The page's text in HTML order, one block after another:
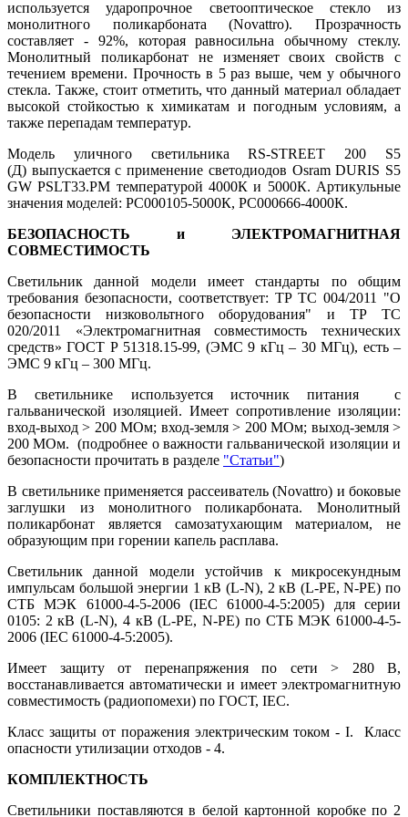
используется ударопрочное светооптическое стекло из
монолитного поликарбоната (Novattro). Прозрачность
составляет - 92%, которая равносильна обычному стеклу.
Монолитный поликарбонат не изменяет своих свойств с
течением времени. Прочность в 5 раз выше, чем у обычного
стекла. Также, стоит отметить, что данный материал обладает
высокой стойкостью к химикатам и погодным условиям, а
также перепадам температур.
Модель уличного светильника RS-STREET 200 S5
(Д) выпускается с применение светодиодов Osram DURIS S5
GW PSLT33.PM температурой 4000К и 5000К. Артикульные
значения моделей: РС000105-5000К, РС000666-4000К.
БЕЗОПАСНОСТЬ и ЭЛЕКТРОМАГНИТНАЯ
СОВМЕСТИМОСТЬ
Светильник данной модели имеет стандарты по общим
требования безопасности, соответствует: ТР ТС 004/2011 "О
безопасности низковольтного оборудования" и ТР ТС
020/2011 «Электромагнитная совместимость технических
средств» ГОСТ Р 51318.15-99, (ЭМС 9 кГц – 30 МГц), есть –
ЭМС 9 кГц – 300 МГц.
В светильнике используется источник питания с
гальванической изоляцией. Имеет сопротивление изоляции:
вход-выход > 200 МОм; вход-земля > 200 МОм; выход-земля >
200 МОм. (подробнее о важности гальванической изоляции и
безопасности прочитать в разделе "Статьи")
В светильнике применяется рассеиватель (Novattro) и боковые
заглушки из монолитного поликарбоната. Монолитный
поликарбонат является самозатухающим материалом, не
образующим при горении капель расплава.
Светильник данной модели устойчив к микросекундным
импульсам большой энергии 1 кВ (L-N), 2 кВ (L-PE, N-PE) по
СТБ МЭК 61000-4-5-2006 (IEC 61000-4-5:2005) для серии
0105: 2 кВ (L-N), 4 кВ (L-PE, N-PE) по СТБ МЭК 61000-4-5-
2006 (IEC 61000-4-5:2005).
Имеет защиту от перенапряжения по сети > 280 B,
восстанавливается автоматически и имеет электромагнитную
совместимость (радиопомехи) по ГОСТ, IEC.
Класс защиты от поражения электрическим током - I. Класс
опасности утилизации отходов - 4.
КОМПЛЕКТНОСТЬ
Светильники поставляются в белой картонной коробке по 2